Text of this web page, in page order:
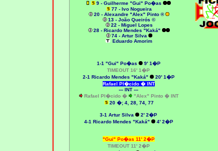
9 - Guilherme "Gui" Po�as
77 - Ivo Nogueira
20 - Alexandre "Alex" Pinto ®
13 - João Queirós ©
22 - Miguel Lopes
28 - Ricardo Mendes "Kaká"
74 - Artur Silva
Eduardo Amorim
1-1 "Gui" Po�as
9' 1�P
TIMEOUT 16' 1�P
2-1 Ricardo Mendes "Kaká"
20' 1�P
Rafael Pl�cido � INT
--- INT ---
Rafael Pl�cido �
"Alex" Pinto � INT
20 �; 4, 28, 74, 77
3-1 Artur Silva
2' 2�P
4-1 Ricardo Mendes "Kaká"
4' 2�P
"Gui" Po�as 11' 2�P
TIMEOUT 11' 2�P